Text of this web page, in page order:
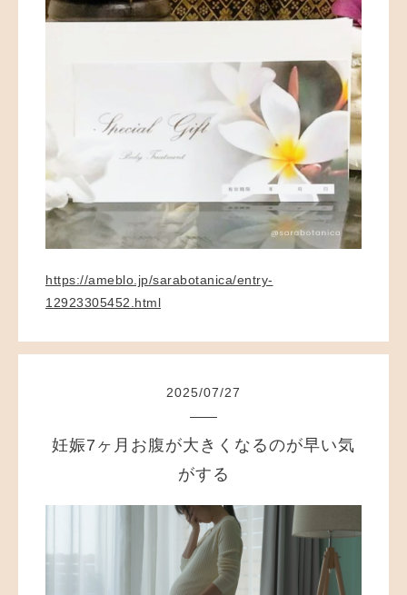
https://ameblo.jp/sarabotanica/entry-
12923305452.html
2025/07/27
妊娠7ヶ月お腹が大きくなるのが早い気
がする